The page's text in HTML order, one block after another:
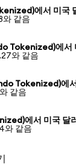
에서 미국
와 같음
Tokenized)에서
와 같음
Tokenized)에서
같음
에서 미국 달
와 같음